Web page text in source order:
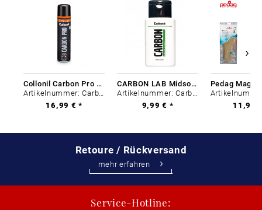
Collonil Carbon Pro 400 ml
16,99 € *
CARBON LAB Midsole Cleaner
9,99 € *
11,99
Retoure / Rückversand
mehr erfahren
Service-Hotline: